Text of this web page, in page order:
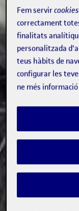
Fem servircookies
correctament
finalitats
personalitzada
teus hàbits de
configurar les
ne més